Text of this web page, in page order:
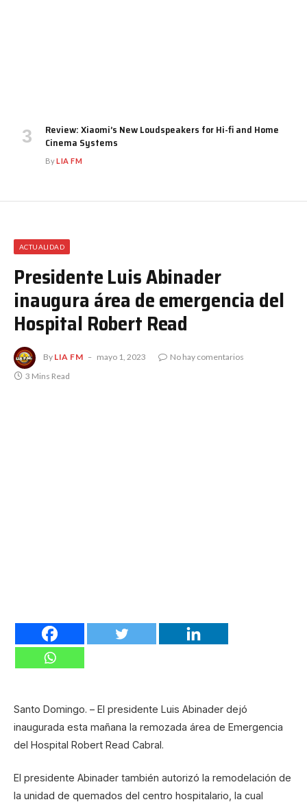
Review: Xiaomi’s New Loudspeakers for Hi-fi and Home
Cinema Systems
ByLIA FM
ACTUALIDAD
Presidente Luis Abinader
inaugura área de emergencia del
Hospital Robert Read
By LIA FM mayo 1, 2023
No hay comentarios
3 Mins Read
Santo Domingo. – El presidente Luis Abinader dejó
inaugurada esta mañana la remozada área de Emergencia
del Hospital Robert Read Cabral.
El presidente Abinader también autorizó la remodelación de
la unidad de quemados del centro hospitalario, la cual